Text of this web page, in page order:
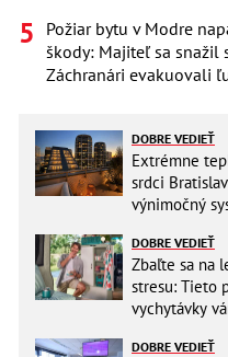
Požiar bytu v Modre
škody: Majiteľ sa snažil
Záchranári evakuovali
DOBRE VEDIEŤ
Extrémne
srdci
výnimočný
DOBRE VEDIEŤ
Zbaľte sa na
stresu: Tieto
vychytávky
DOBRE VEDIEŤ